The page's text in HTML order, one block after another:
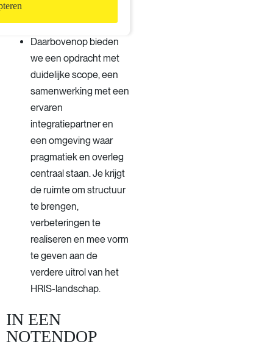
meteen zichtbaar is.
Daarbovenop bieden
we een opdracht met
duidelijke scope, een
samenwerking met een
ervaren
integratiepartner en
een omgeving waar
pragmatiek en overleg
centraal staan. Je krijgt
de ruimte om structuur
te brengen,
verbeteringen te
realiseren en mee vorm
te geven aan de
verdere uitrol van het
HRIS-landschap.
IN EEN
NOTENDOP